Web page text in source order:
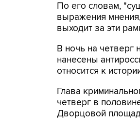
По его словам,
выражения
выходит за эти
В ночь на четверг
нанесены
относится к
Глава
четверг в
Дворцовой